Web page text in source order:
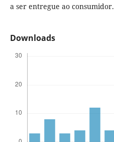
a ser entregue ao consumidor.
Downloads